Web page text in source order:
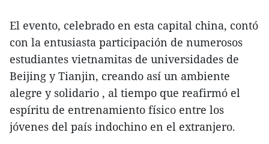
El evento, celebrado en esta capital china, contó
con la entusiasta participación de numerosos
estudiantes vietnamitas de universidades de
Beijing y Tianjin, creando así un ambiente
alegre y solidario , al tiempo que reafirmó el
espíritu de entrenamiento físico entre los
jóvenes del país indochino en el extranjero.